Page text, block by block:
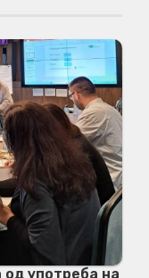
од употреба на